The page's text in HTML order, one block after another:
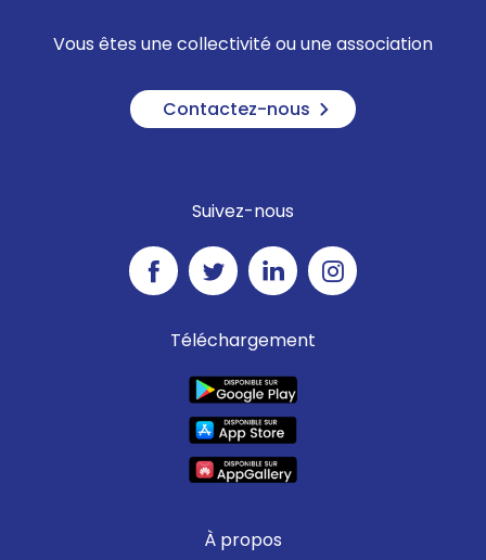
Vous êtes une collectivité ou une association
Contactez-nous
Suivez-nous
Téléchargement
À propos